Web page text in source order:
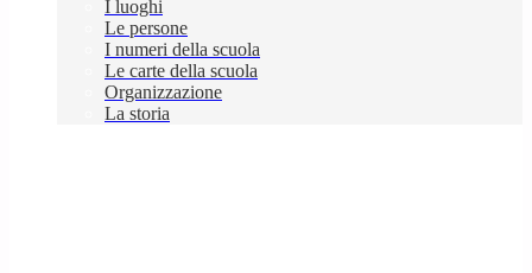
I luoghi
Le persone
I numeri della scuola
Le carte della scuola
Organizzazione
La storia